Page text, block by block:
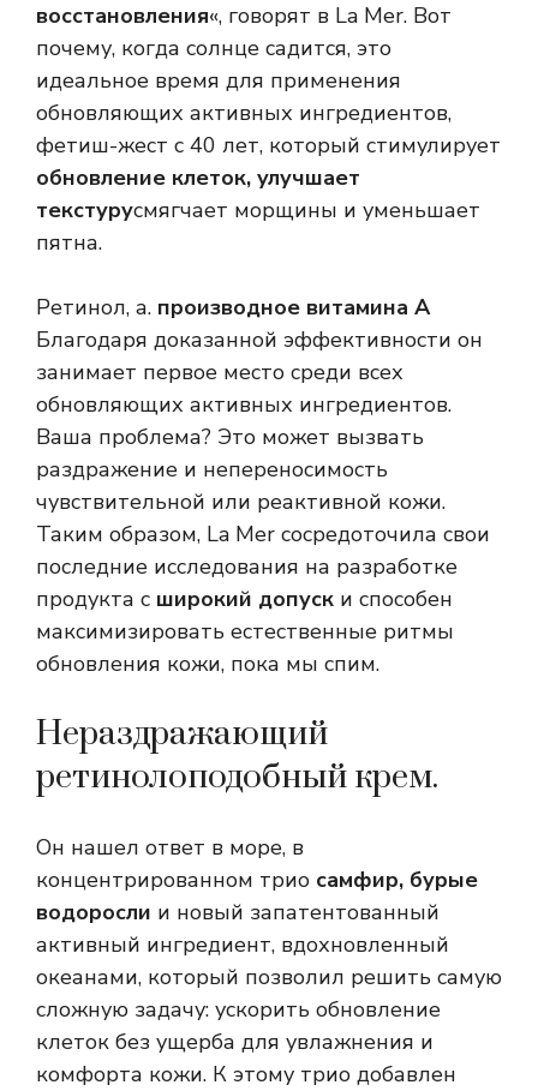
восстановления«, говорят в La Mer. Вот
почему, когда солнце садится, это
идеальное время для применения
обновляющих активных ингредиентов,
фетиш-жест с 40 лет, который стимулирует
обновление клеток, улучшает
текстурусмягчает морщины и уменьшает
пятна.
Ретинол, а. производное витамина А
Благодаря доказанной эффективности он
занимает первое место среди всех
обновляющих активных ингредиентов.
Ваша проблема? Это может вызвать
раздражение и непереносимость
чувствительной или реактивной кожи.
Таким образом, La Mer сосредоточила свои
последние исследования на разработке
продукта с широкий допуск и способен
максимизировать естественные ритмы
обновления кожи, пока мы спим.
Нераздражающий
ретинолоподобный крем.
Он нашел ответ в море, в
концентрированном трио самфир, бурые
водоросли и новый запатентованный
активный ингредиент, вдохновленный
океанами, который позволил решить самую
сложную задачу: ускорить обновление
клеток без ущерба для увлажнения и
комфорта кожи. К этому трио добавлен